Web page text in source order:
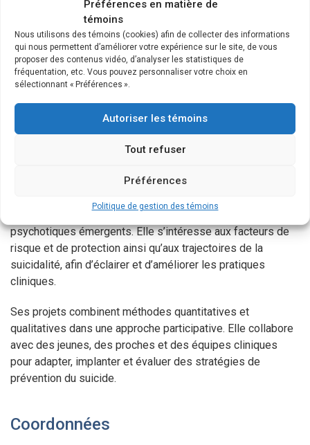
Préférences en matière de
témoins
Nous utilisons des témoins (cookies) afin de collecter des informations
qui nous permettent d’améliorer votre expérience sur le site, de vous
proposer des contenus vidéo, d’analyser les statistiques de
fréquentation, etc. Vous pouvez personnaliser votre choix en
sélectionnant « Préférences ».
Autoriser les témoins
Tout refuser
Préférences
Politique de gestion des témoins
Professeure adjointe
Roxanne Sicotte est psychoéducatrice et professeure
adjointe à l’École de psychoéducation de l’Université de
Montréal. Elle possède une expérience clinique auprès
d’adultes vivant avec des problèmes de santé mentale,
notamment des troubles psychotiques, et a également agi
comme formatrice en prévention du suicide.
Son programme de recherche vise à mieux comprendre et
mentaux, avec un intérêt particulier pour les troubles
psychotiques émergents. Elle s’intéresse aux facteurs de
risque et de protection ainsi qu’aux trajectoires de la
suicidalité, afin d’éclairer et d’améliorer les pratiques
cliniques.
Ses projets combinent méthodes quantitatives et
qualitatives dans une approche participative. Elle collabore
avec des jeunes, des proches et des équipes cliniques
pour adapter, implanter et évaluer des stratégies de
prévention du suicide.
Coordonnées